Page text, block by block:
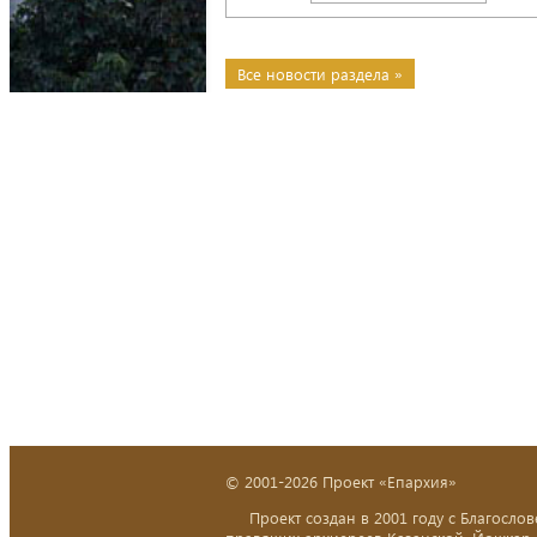
Все новости раздела »
© 2001-2026 Проект «Епархия»
Проект создан в 2001 году с